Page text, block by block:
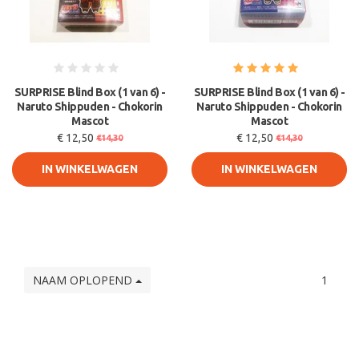
SURPRISE Blind Box (1 van 6) -
Naruto Shippuden - Chokorin
Mascot
€ 12,50 €14,30
IN WINKELWAGEN
SURPRISE Blind Box (1 van 6) -
Naruto Shippuden - Chokorin
Mascot
€ 12,50 €14,30
IN WINKELWAGEN
NAAM OPLOPEND 1